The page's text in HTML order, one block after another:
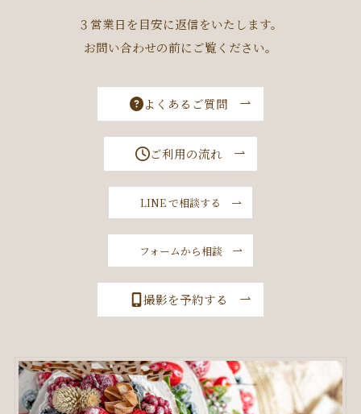
３営業日を目安に返信をいたします。
お問い合わせの前にご覧ください。
よくあるご質問
ご利用の流れ
LINE で相談する
フォームから相談
撮影を予約する